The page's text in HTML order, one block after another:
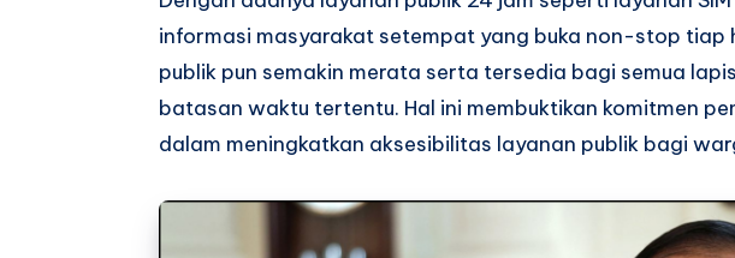
informasi masyarakat setempat yang buka non-stop tiap
publik pun semakin merata serta tersedia bagi semua
batasan waktu tertentu. Hal ini membuktikan komitmen
dalam meningkatkan aksesibilitas layanan publik bagi